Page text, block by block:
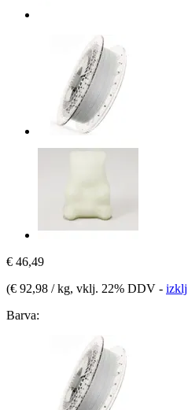
€ 46,49
(€ 92,98 / kg, vklj. 22% DDV -
Barva: